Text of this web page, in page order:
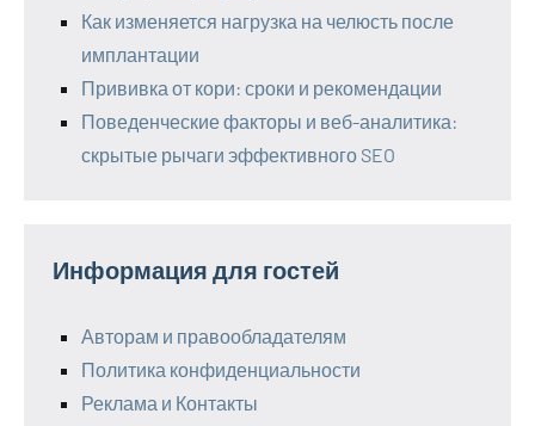
Как изменяется нагрузка на челюсть после
имплантации
Прививка от кори: сроки и рекомендации
Поведенческие факторы и веб-аналитика:
скрытые рычаги эффективного SEO
Информация для гостей
Авторам и правообладателям
Политика конфиденциальности
Реклама и Контакты